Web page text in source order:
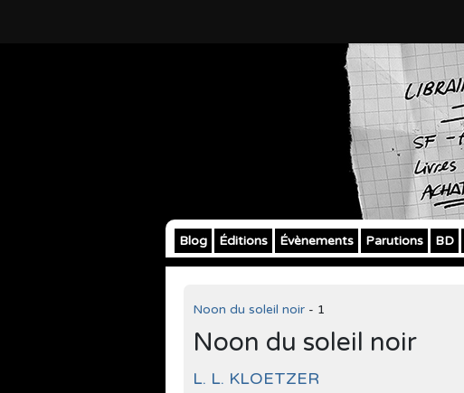
Blog Éditions Évènements Parutions BD
Noon du soleil noir - 1
Noon du soleil noir
L. L. KLOETZER